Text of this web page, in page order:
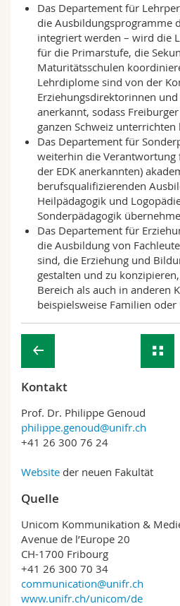
Das Departement für
die Ausbildungsprogramme
integriert werden – wird die
für die Primarstufe, die
Maturitätsschulen
Lehrdiplome sind von der
Erziehungsdirektorinnen und
anerkannt, sodass
ganzen Schweiz unterrichten
Das Departement für
weiterhin die Verantwortung
der EDK anerkannten)
berufsqualifizierenden
Heilpädagogik und
Sonderpädagogik
Das Departement für
die Ausbildung von
sind, die Erziehung und
gestalten und zu
Bereich als auch in anderen
beispielsweise Familien
Kontakt
Prof. Dr. Philippe Genoud
philippe.genoud@unifr.ch
+41 26 300 76 24
Website der neuen Fakultät
Quelle
Unicom Kommunikation &
Avenue de l’Europe 20
CH-1700 Fribourg
+41 26 300 70 34
communication@unifr.ch
www.unifr.ch/unicom/de